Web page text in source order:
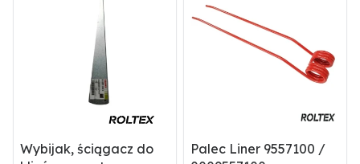
Wybijak, ściągacz do
Palec Liner 9557100 /